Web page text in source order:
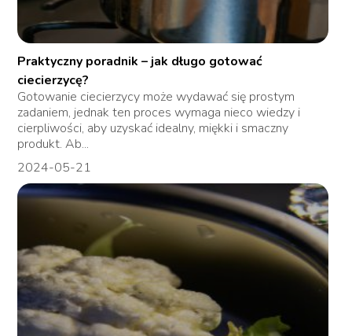
Praktyczny poradnik – jak długo gotować
ciecierzycę?
Gotowanie ciecierzycy może wydawać się prostym
zadaniem, jednak ten proces wymaga nieco wiedzy i
cierpliwości, aby uzyskać idealny, miękki i smaczny
produkt. Ab...
2024-05-21